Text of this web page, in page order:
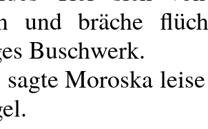
und bräche
Buschwerk.
Moroska